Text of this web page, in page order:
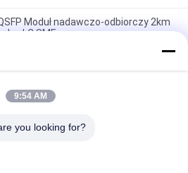
Moduł nadawczo-odbiorczy 2km
LC SMF
CS QSFP+ DWDM 80KM 100G SMF
Transceiver Światłowodowy moduł
9:54 AM
you looking for?